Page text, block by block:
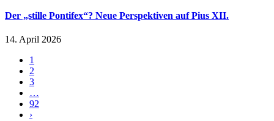
Der „stille Pontifex“? Neue Perspektiven auf Pius XII.
14. April 2026
1
2
3
…
92
›